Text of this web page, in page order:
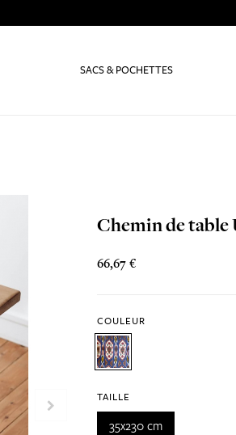
SACS & POCHETTES
Chemin de table
66,67 €
COULEUR
TAILLE
35x230 cm